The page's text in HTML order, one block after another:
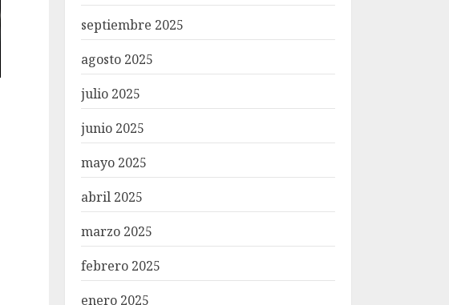
septiembre 2025
agosto 2025
julio 2025
junio 2025
mayo 2025
abril 2025
marzo 2025
febrero 2025
enero 2025